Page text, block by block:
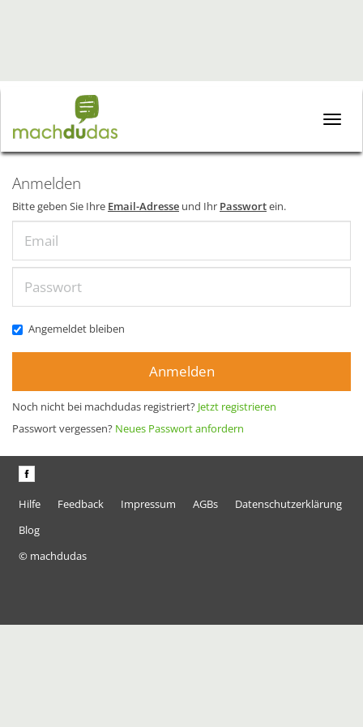
Toggle
Anmelden
Bitte geben Sie Ihre Email-Adresse und Ihr Passwortein.
Angemeldet bleiben
Anmelden
Noch nicht bei machdudas registriert? Jetzt registrieren
Passwort vergessen? Neues Passwort anfordern
Hilfe Feedback Impressum AGBs
Datenschutzerklärung
Blog
© machdudas